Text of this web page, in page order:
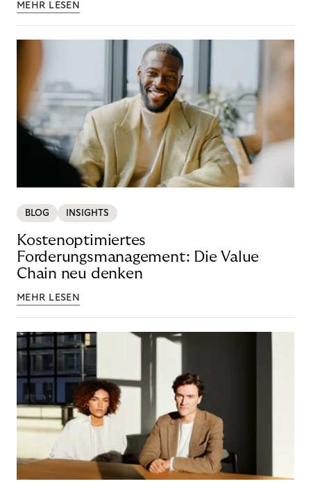
MEHR LESEN
BLOG INSIGHTS
Kostenoptimiertes
Forderungsmanagement: Die Value
Chain neu denken
MEHR LESEN